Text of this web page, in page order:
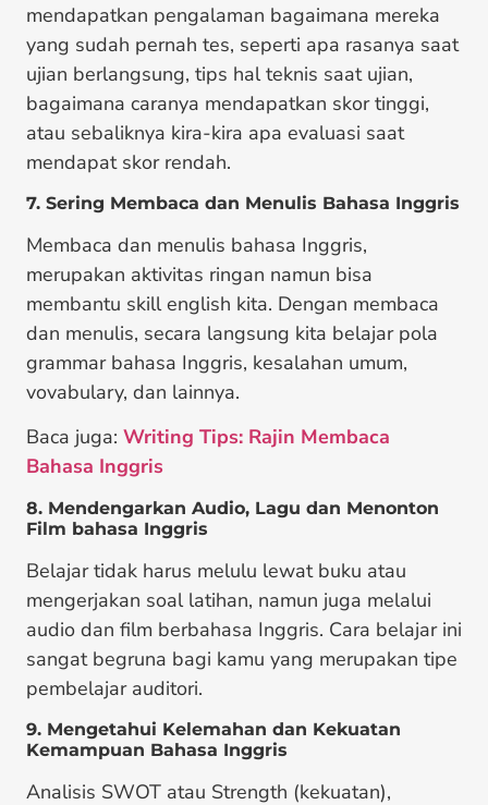
mendapatkan pengalaman bagaimana mereka
yang sudah pernah tes, seperti apa rasanya saat
ujian berlangsung, tips hal teknis saat ujian,
bagaimana caranya mendapatkan skor tinggi,
atau sebaliknya kira-kira apa evaluasi saat
mendapat skor rendah.
7. Sering Membaca dan Menulis Bahasa Inggris
Membaca dan menulis bahasa Inggris,
merupakan aktivitas ringan namun bisa
membantu skill english kita. Dengan membaca
dan menulis, secara langsung kita belajar pola
grammar bahasa Inggris, kesalahan umum,
vovabulary, dan lainnya.
Baca juga: Writing Tips: Rajin Membaca
Bahasa Inggris
8. Mendengarkan Audio, Lagu dan Menonton
Film bahasa Inggris
Belajar tidak harus melulu lewat buku atau
mengerjakan soal latihan, namun juga melalui
audio dan film berbahasa Inggris. Cara belajar ini
sangat begruna bagi kamu yang merupakan tipe
pembelajar auditori.
9. Mengetahui Kelemahan dan Kekuatan
Kemampuan Bahasa Inggris
Analisis SWOT atau Strength (kekuatan),